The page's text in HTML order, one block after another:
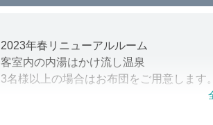
2023年春リニューアルルーム
客室内の内湯はかけ流し温泉
3名様以上の場合はお布団をご用意します。